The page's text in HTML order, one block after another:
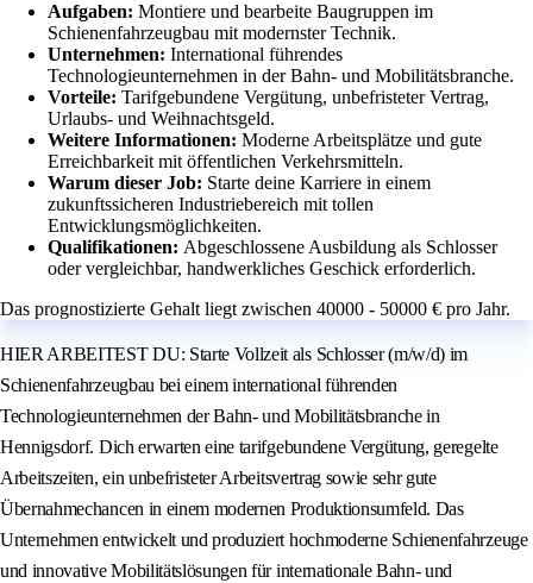
Aufgaben: Montiere und bearbeite Baugruppen im
Schienenfahrzeugbau mit modernster Technik.
Unternehmen: International führendes
Technologieunternehmen in der Bahn- und Mobilitätsbranche.
Vorteile: Tarifgebundene Vergütung, unbefristeter Vertrag,
Urlaubs- und Weihnachtsgeld.
Weitere Informationen: Moderne Arbeitsplätze und gute
Erreichbarkeit mit öffentlichen Verkehrsmitteln.
Warum dieser Job: Starte deine Karriere in einem
zukunftssicheren Industriebereich mit tollen
Entwicklungsmöglichkeiten.
Qualifikationen: Abgeschlossene Ausbildung als Schlosser
oder vergleichbar, handwerkliches Geschick erforderlich.
Das prognostizierte Gehalt liegt zwischen 40000 - 50000 € pro Jahr.
HIER ARBEITEST DU: Starte Vollzeit als Schlosser (m/w/d) im
Schienenfahrzeugbau bei einem international führenden
Technologieunternehmen der Bahn- und Mobilitätsbranche in
Hennigsdorf. Dich erwarten eine tarifgebundene Vergütung, geregelte
Arbeitszeiten, ein unbefristeter Arbeitsvertrag sowie sehr gute
Übernahmechancen in einem modernen Produktionsumfeld. Das
Unternehmen entwickelt und produziert hochmoderne Schienenfahrzeuge
und innovative Mobilitätslösungen für internationale Bahn- und